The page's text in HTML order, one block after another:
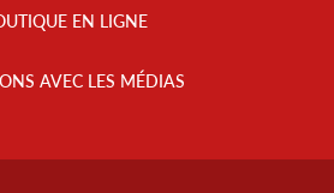
EN LIGNE
AVEC LES MÉDIAS